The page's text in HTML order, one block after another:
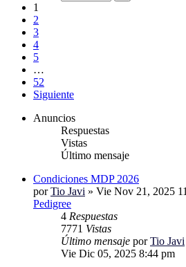
1
2
3
4
5
…
52
Siguiente
Anuncios
Respuestas
Vistas
Último mensaje
Condiciones MDP 2026
porTio Javi » Vie Nov 21, 2025
Pedigree
4 Respuestas
7771 Vistas
Último mensaje porTio Javi
Vie Dic 05, 2025 8:44 pm